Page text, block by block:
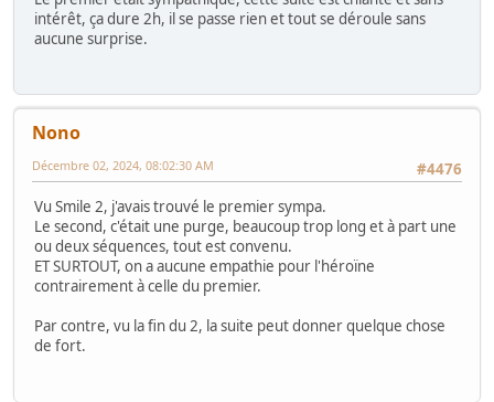
intérêt, ça dure 2h, il se passe rien et tout se déroule sans
aucune surprise.
Nono
#4476
Décembre 02, 2024, 08:02:30 AM
Vu Smile 2, j'avais trouvé le premier sympa.
Le second, c'était une purge, beaucoup trop long et à part une
ou deux séquences, tout est convenu.
ET SURTOUT, on a aucune empathie pour l'héroïne
contrairement à celle du premier.
Par contre, vu la fin du 2, la suite peut donner quelque chose
de fort.